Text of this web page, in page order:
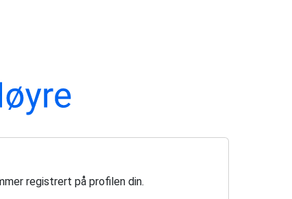
registrert på profilen din.